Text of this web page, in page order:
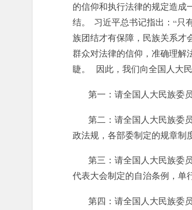
的信仰和执行法律的规定造成
结。 习近平总书记指出：“只
族团结才有保障，民族关系才
群众对法律的信仰，准确理解
睫。 因此，我们向全国人大
第一：请全国人大民族委员
第二：请全国人大民族委
政法规，各部委制定的规章制
第三：请全国人大民族委
代表大会制定的自治条例，单
第四：请全国人大民族委